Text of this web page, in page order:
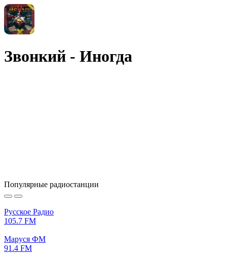
Звонкий - Иногда
Популярные радиостанции
Русское Радио
105.7 FM
Маруся ФМ
91.4 FM